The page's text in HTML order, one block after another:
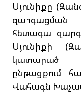
Սյունիքը
հետագա
Սյունիքի
կատարած
ընթացքում
Վահագն